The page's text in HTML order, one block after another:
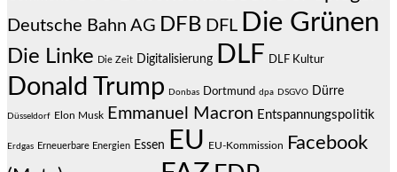
Deutsche Bahn AG DFB DFL Die Grünen
Die Linke Die Zeit Digitalisierung DLF DLF Kultur
Donald Trump Donbas Dortmund dpa DSGVO Dürre
Düsseldorf Elon Musk Emmanuel Macron Entspannungspolitik
Erdgas Erneuerbare Energien Essen EU EU-Kommission
Facebook